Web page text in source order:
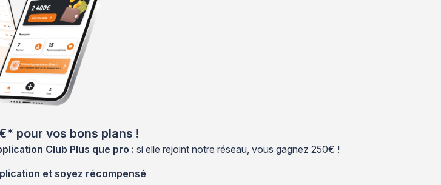
pour vos bons plans !
Club Plus que pro : si elle rejoint notre réseau, vous gagnez 250€ !
et soyez récompensé